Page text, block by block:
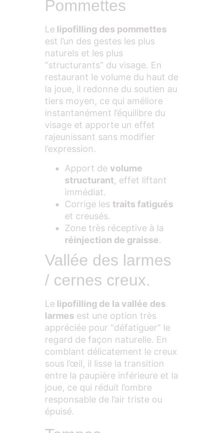
Pommettes
Le lipofilling des pommettes
est l’un des gestes les plus
naturels et les plus
“structurants” du visage. En
restaurant le volume du haut de
la joue, il redonne du soutien au
tiers moyen, ce qui améliore
instantanément l’équilibre du
visage et apporte un effet
rajeunissant sans modifier
l’expression.
Apport de volume
structurant, effet liftant
immédiat.
Corrige les traits fatigués
et creusés.
Zone très réceptive à la
réinjection de graisse.
Vallée des larmes
/ cernes creux.
Le lipofilling de la vallée des
larmes est une option très
appréciée pour “défatiguer” le
regard de façon naturelle. En
comblant délicatement le creux
sous l’œil, il lisse la transition
entre la paupière inférieure et la
joue, ce qui réduit l’ombre
responsable de l’air triste ou
épuisé.